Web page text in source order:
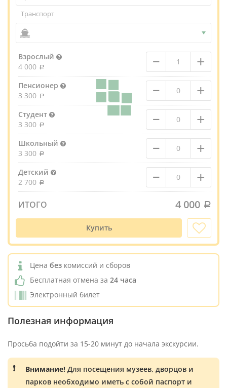
Транспорт
Взрослый
4 000
– +
Пенсионер
3 300
– +
Студент
3 300
– +
Школьный
3 300
– +
Детский
2 700
– +
ИТОГО 4 000
Купить
Цена без комиссий и сборов
Бесплатная отмена за 24 часа
Электронный билет
Полезная информация
Просьба подойти за 15-20 минут до начала экскурсии.
Внимание! Для посещения музеев, дворцов и
парков необходимо иметь с собой паспорт и